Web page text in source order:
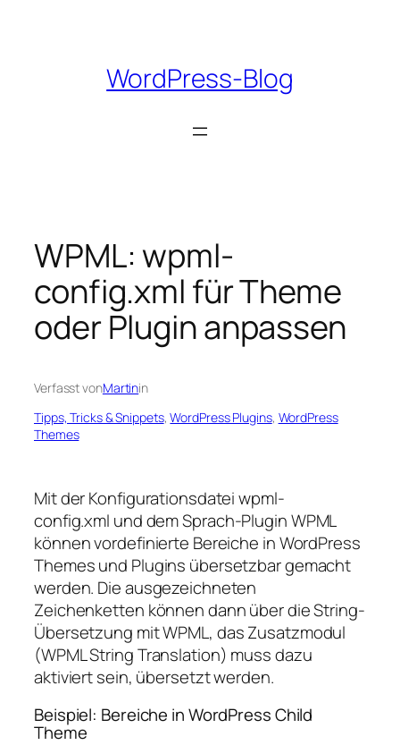
WordPress-Blog
WPML: wpml-
config.xml für Theme
oder Plugin anpassen
Verfasst vonMartinin
Tipps, Tricks & Snippets, WordPress Plugins, WordPress
Themes
Mit der Konfigurationsdateiwpml-
config.xml und dem Sprach-Plugin WPML
können vordefinierte Bereiche in WordPress
Themes und Plugins übersetzbar gemacht
werden. Die ausgezeichneten
Zeichenketten können dann über die String-
Übersetzung mit WPML, das Zusatzmodul
(WPML String Translation) muss dazu
aktiviert sein, übersetzt werden.
Beispiel: Bereiche in WordPress Child
Theme